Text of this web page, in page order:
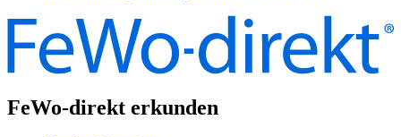
FeWo-direkt erkunden